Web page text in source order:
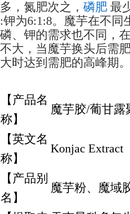
多，氮肥次之， 磷肥 最
:钾为6:1:8。魔芋在不同
磷、钾的需求也不同，
不大，当魔芋换头后需
大时达到需肥的高峰期。
【产品名
称】
魔芋胶/葡甘露
【英文名
称】
Konjac Extract
【产品别
名】
魔芋粉、魔域